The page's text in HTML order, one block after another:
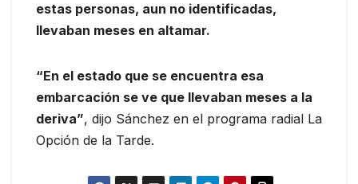
estas personas, aun no identificadas,
llevaban meses en altamar.
“En el estado que se encuentra esa
embarcación se ve que llevaban meses a la
deriva”, dijo Sánchez en el programa radial La
Opción de la Tarde.